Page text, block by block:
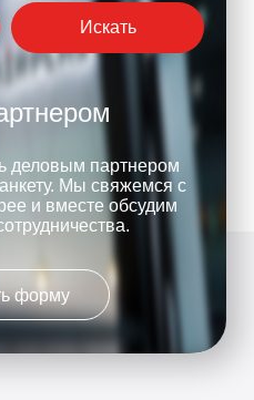
Искать
деловым партнером
Мы свяжемся с
и вместе обсудим
форму